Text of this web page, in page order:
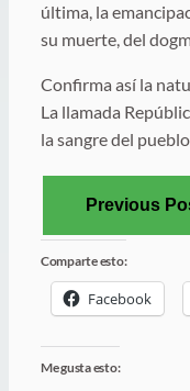
última, la
su muerte, del
Confirma así la
La llamada
la sangre del
Previous
Comparte esto:
Facebook
Me gusta esto: